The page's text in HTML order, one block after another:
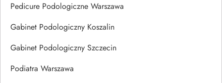
Pedicure Podologiczne Warszawa
Gabinet Podologiczny Koszalin
Gabinet Podologiczny Szczecin
Podiatra Warszawa